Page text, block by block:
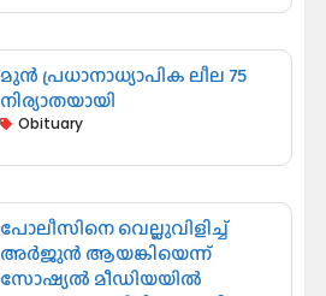
മുൻ പ്രധാനാധ്യാപിക ലീല 75
നിര്യാതയായി
Obituary
പോലീസിനെ വെല്ലുവിളിച്ച്
അർജുൻ ആയങ്കിയെന്ന്
സോഷ്യൽ മീഡിയയിൽ